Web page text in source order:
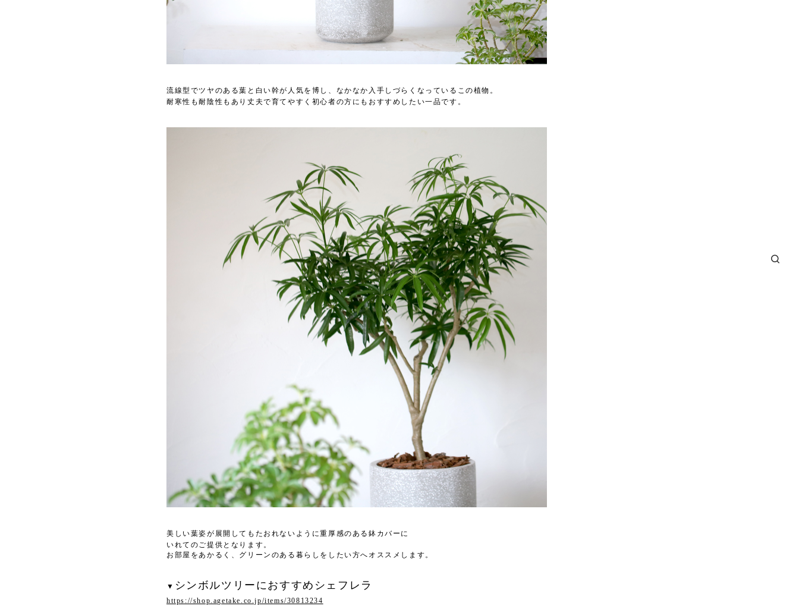
流線型でツヤのある葉と白い幹が人気を博し、なかなか入手しづらくなっているこの植物。
耐寒性も耐陰性もあり丈夫で育てやすく初心者の方にもおすすめしたい一品です。
美しい葉姿が展開してもたおれないように重厚感のある鉢カバーに
いれてのご提供となります。
お部屋をあかるく、グリーンのある暮らしをしたい方へオススメします。
▼ シンボルツリーにおすすめシェフレラ
https://shop.agetake.co.jp/items/30813234